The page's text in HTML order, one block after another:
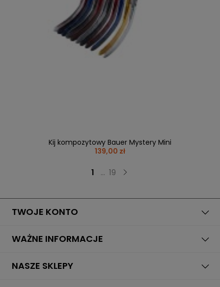
Kij kompozytowy Bauer Mystery Mini
139,00 zł
1 ... 19
TWOJE KONTO
WAŻNE INFORMACJE
NASZE SKLEPY